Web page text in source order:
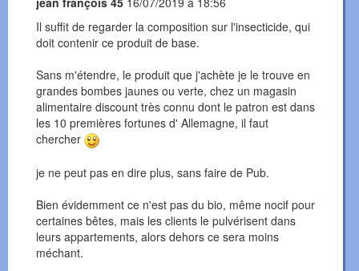
Il suffit de regarder la composition sur l'insecticide, qui
doit contenir ce produit de base.
Sans m'étendre, le produit que j'achète je le trouve en
grandes bombes jaunes ou verte, chez un magasin
alimentaire discount très connu dont le patron est dans
les 10 premières fortunes d' Allemagne, il faut
chercher
je ne peut pas en dire plus, sans faire de Pub.
Bien évidemment ce n'est pas du bio, même nocif pour
certaines bêtes, mais les clients le pulvérisent dans
leurs appartements, alors dehors ce sera moins
méchant.